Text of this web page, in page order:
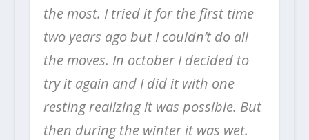
the most. I tried it for the first time
two years ago but I couldn’t do all
the moves. In october I decided to
try it again and I did it with one
resting realizing it was possible. But
then during the winter it was wet.